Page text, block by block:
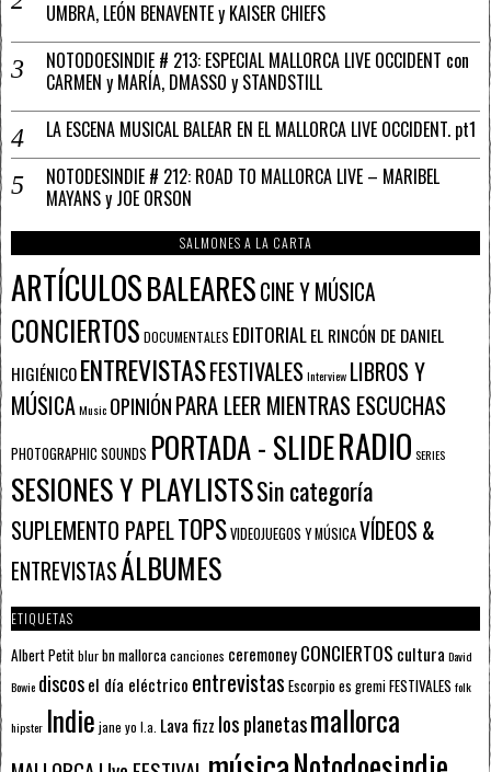
UMBRA, LEÓN BENAVENTE y KAISER CHIEFS
NOTODOESINDIE # 213: ESPECIAL MALLORCA LIVE OCCIDENT con
CARMEN y MARÍA, DMASSO y STANDSTILL
LA ESCENA MUSICAL BALEAR EN EL MALLORCA LIVE OCCIDENT. pt1
NOTODESINDIE # 212: ROAD TO MALLORCA LIVE – MARIBEL
MAYANS y JOE ORSON
SALMONES A LA CARTA
ARTÍCULOSBALEARESCINE Y MÚSICA
CONCIERTOS DOCUMENTALES EDITORIALEL RINCÓN DE DANIEL
HIGIÉNICOENTREVISTASFESTIVALESInterview LIBROS Y
MÚSICAMusic OPINIÓNPARA LEER MIENTRAS ESCUCHAS
PHOTOGRAPHIC SOUNDS PORTADA - SLIDERADIO SERIES
SESIONES Y PLAYLISTSSin categoría
SUPLEMENTO PAPELTOPSVIDEOJUEGOS Y MÚSICAVÍDEOS &
ENTREVISTASÁLBUMES
ETIQUETAS
Albert Petitblurbn mallorcacanciones ceremoneyCONCIERTOS cultura David
Bowie discosel día eléctrico entrevistas Escorpioes gremiFESTIVALES folk
hipster Indie jane yo l.a. Lava fizz los planetasmallorca